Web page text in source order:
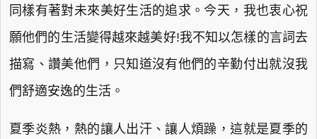
同樣有著對未來美好生活的追求。今天，我也衷心祝
願他們的生活變得越來越美好!我不知以怎樣的言詞去
描寫、讚美他們，只知道沒有他們的辛勤付出就沒我
們舒適安逸的生活。
夏季炎熱，熱的讓人出汗、讓人煩躁，這就是夏季的